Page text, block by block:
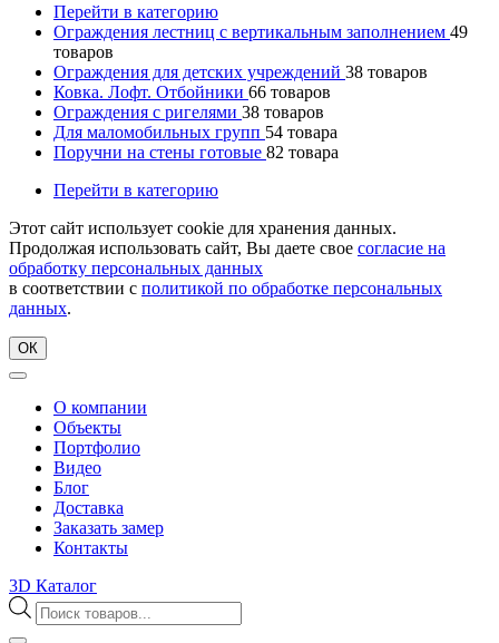
Перейти в категорию
Ограждения лестниц с вертикальным заполнением 49
товаров
Ограждения для детских учреждений 38 товаров
Ковка. Лофт. Отбойники 66 товаров
Ограждения с ригелями 38 товаров
Для маломобильных групп 54 товара
Поручни на стены готовые 82 товара
Перейти в категорию
Этот сайт использует cookie для хранения данных.
Продолжая использовать сайт, Вы даете свое согласие на
обработку персональных данных
в соответствии с политикой по обработке персональных
данных.
ОК
О компании
Объекты
Портфолио
Видео
Блог
Доставка
Заказать замер
Контакты
3D Каталог
Поиск
товаров